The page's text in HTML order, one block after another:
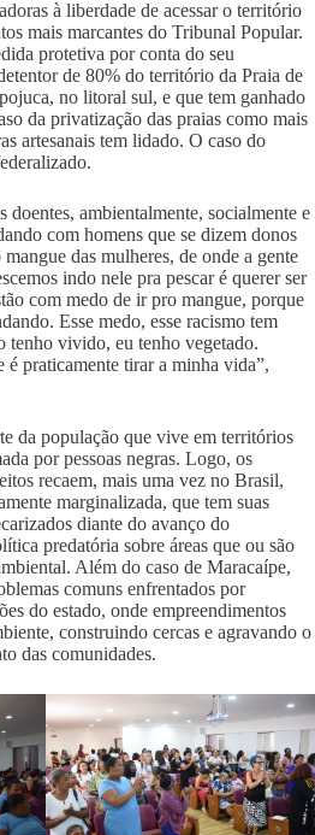
à liberdade de acessar o território
mais marcantes do Tribunal Popular.
protetiva por conta do seu
de 80% do território da Praia de
no litoral sul, e que tem ganhado
da privatização das praias como mais
artesanais tem lidado. O caso do
doentes, ambientalmente, socialmente e
com homens que se dizem donos
das mulheres, de onde a gente
indo nele pra pescar é querer ser
com medo de ir pro mangue, porque
Esse medo, esse racismo tem
tenho vivido, eu tenho vegetado.
praticamente tirar a minha vida”,
da população que vive em territórios
por pessoas negras. Logo, os
recaem, mais uma vez no Brasil,
marginalizada, que tem suas
diante do avanço do
predatória sobre áreas que ou são
Além do caso de Maracaípe,
comuns enfrentados por
do estado, onde empreendimentos
construindo cercas e agravando o
das comunidades.